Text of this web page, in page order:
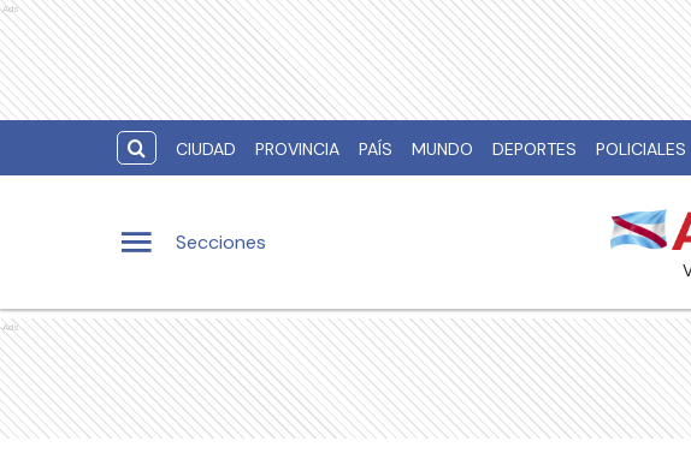
Ads
CIUDAD PROVINCIA PAÍS MUNDO DEPORTES POLICIALES
Secciones
Ads